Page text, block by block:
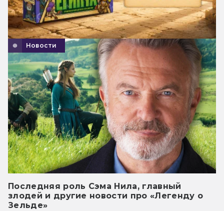
Новости
Последняя роль Сэма Нила, главный
злодей и другие новости про «Легенду о
Зельде»